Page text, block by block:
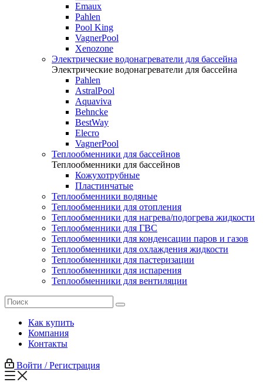
Emaux
Pahlen
Pool King
VagnerPool
Xenozone
Электрические водонагреватели для бассейна
Электрические водонагреватели для бассейна
Pahlen
AstralPool
Aquaviva
Behncke
BestWay
Elecro
VagnerPool
Теплообменники для бассейнов
Теплообменники для бассейнов
Кожухотрубные
Пластинчатые
Теплообменники водяные
Теплообменники для отопления
Теплообменники для нагрева/подогрева жидкости
Теплообменники для ГВС
Теплообменники для конденсации паров и газов
Теплообменники для охлаждения жидкости
Теплообменники для пастеризации
Теплообменники для испарения
Теплообменники для вентиляции
Как купить
Компания
Контакты
Войти / Регистрация